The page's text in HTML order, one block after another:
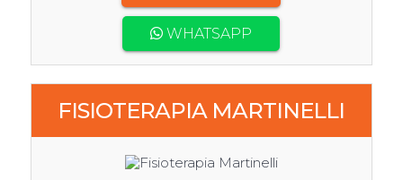
WHATSAPP
FISIOTERAPIA MARTINELLI